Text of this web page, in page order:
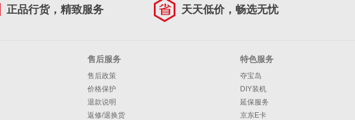
正品行货，精致服务 天天低价，畅选无忧
售后服务
售后政策
价格保护
退款说明
返修/退换货
特色服务
夺宝岛
DIY装机
延保服务
京东E卡